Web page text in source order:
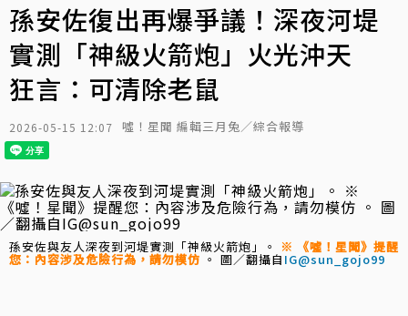
孫安佐復出再爆爭議！深夜河堤
實測「神級火箭炮」火光沖天
狂言：可清除老鼠
2026-05-15 12:07 噓！星聞 編輯三月兔／綜合報導
孫安佐與友人深夜到河堤實測「神級火箭炮」。 ※ 《噓！星聞》提醒
您：內容涉及危險行為，請勿模仿 。 圖／翻攝自 IG@sun_gojo99